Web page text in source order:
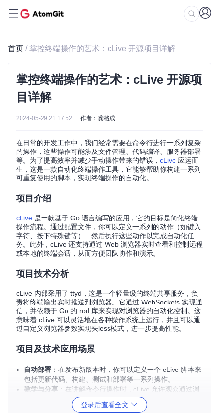
首页 / 掌控终端操作的艺术：cLive 开源项目详解
掌控终端操作的艺术：cLive 开源项
目详解
2024-05-29 21:17:52 作者：龚格成
在日常的开发工作中，我们经常需要在命令行进行一系列复杂
的操作，这些操作可能涉及文件管理、代码编译、服务器部署
等。为了提高效率并减少手动操作带来的错误， cLive 应运而
生，这是一款自动化终端操作工具，它能够帮助你构建一系列
可重复使用的脚本，实现终端操作的自动化。
项目介绍
cLive 是一款基于 Go 语言编写的应用，它的目标是简化终端
操作流程。通过配置文件，你可以定义一系列的动作（如键入
字符、按下特殊键等），然后执行这些动作以完成自动化任
务。此外，cLive 还支持通过 Web 浏览器实时查看和控制远程
或本地的终端会话，从而方便团队协作和演示。
项目技术分析
cLive 内部采用了 ttyd，这是一个轻量级的终端共享服务，负
责将终端输出实时推送到浏览器。它通过 WebSockets 实现通
信，并依赖于 Go 的 rod 库来实现对浏览器的自动化控制。这
意味着 cLive 可以灵活地在各种操作系统上运行，并且可以通
过自定义浏览器参数实现头less模式，进一步提高性能。
项目及技术应用场景
自动部署 ：在发布新版本时，你可以定义一个 cLive 脚本来
包括更新代码、构建、测试和部署等一系列操作。
教学与分享 ：在讲解命令行操作时，cLive 允许观众通过浏
览器观看整个过程，无需安装额外软件。
：开发团队可以共享终端会话，共同解决复杂问
登录后查看全文